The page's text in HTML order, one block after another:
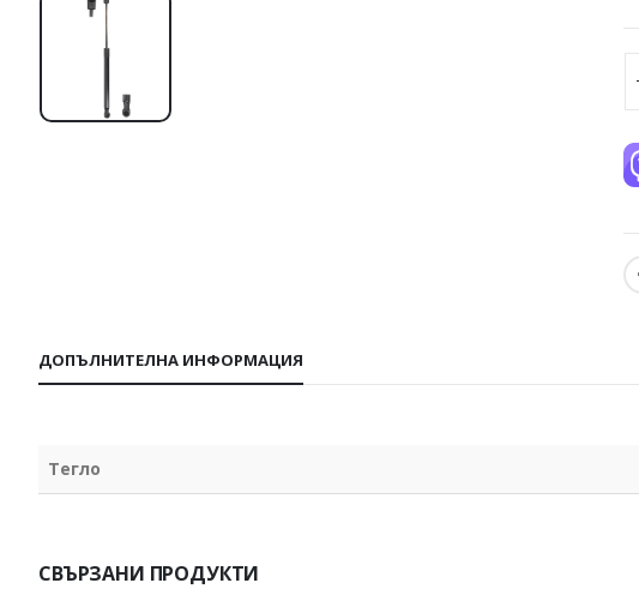
ДОПЪЛНИТЕЛНА ИНФОРМАЦИЯ
Тегло
СВЪРЗАНИ ПРОДУКТИ